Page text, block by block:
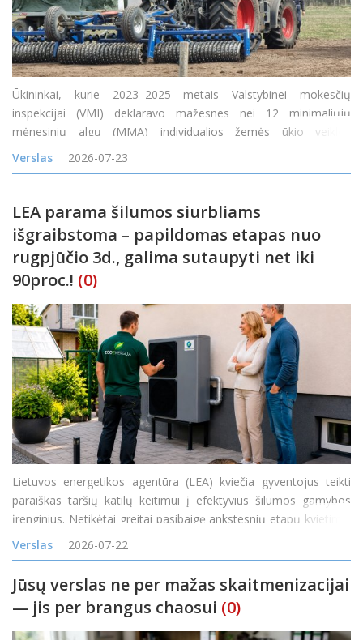
Ūkininkai, kurie 2023–2025 metais Valstybinei mokesčių
inspekcijai (VMI) deklaravo mažesnes nei 12 minimaliųjų
mėnesinių algų (MMA) individualios žemės ūkio veiklos
apmokestinamąsias pajamas arba jų visai neturėjo, tačiau gavo
tam tikrų neapmokestinamųjų pajamų, nuo 2026 m. liepos 1 d.
Verslas 2026-07-23
LEA parama šilumos siurbliams
išgraibstoma – papildomas etapas nuo
rugpjūčio 3d., galima sutaupyti net iki
90proc.! (0)
Lietuvos energetikos agentūra (LEA) kviečia gyventojus teikti
paraiškas taršių katilų keitimui į efektyvius šilumos gamybos
įrenginius. Netikėtai greitai pasibaigę ankstesnių etapų kvietimai
rodo itin didelį gyventojų susidomėjimą naujais ir efektyviais
šilumos siurbliais
Verslas 2026-07-22
Jūsų verslas ne per mažas skaitmenizacijai
— jis per brangus chaosui (0)